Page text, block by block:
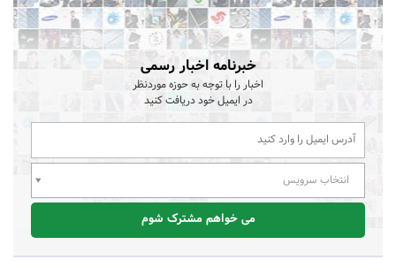
خبرنامه اخبار رسمی
اخبار را با توجه به حوزه موردنظر
در ایمیل خود دریافت کنید
انتخاب سرویس
می خواهم مشترک شوم